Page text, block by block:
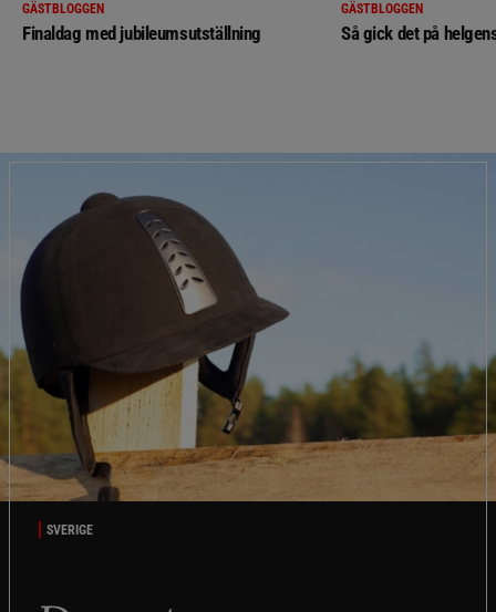
GÄSTBLOGGEN
Finaldag med jubileumsutställning
GÄSTBLOGGEN
Så gick det på
SVERIGE